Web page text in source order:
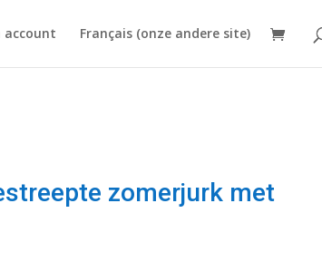
account Français (onze andere site)
zomerjurk met